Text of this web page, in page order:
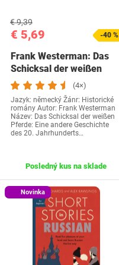
€ 5,69
€ 9,39
-40 %
Frank Westerman: Das
Schicksal der weißen
(4×)
Jazyk: německý Žánr: Historické
romány‎ Autor: Frank Westerman
Název: Das Schicksal der weißen
Pferde: Eine andere Geschichte
des 20. Jahrhunderts…
Posledný kus na sklade
Novinka